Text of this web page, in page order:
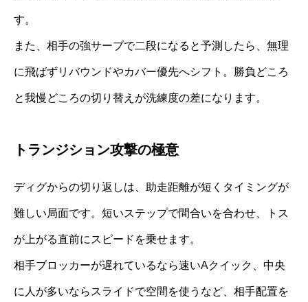
す。
また、相手の強サーブで二段になると予測したら、無理
に飛ばずリバウンドやカバー優先へシフト。勝負どころ
と我慢どころの切り替えが洗練度の差になります。
トランジション攻撃の極意
ディグからの切り返しは、助走距離が短くタイミングが
難しい局面です。短いステップで間合いを合わせ、トス
が上がる直前にスピードを乗せます。
相手ブロッカーが遅れているなら速いAクイック、中央
に人が多いならスライドで空間を使うなど、相手配置を